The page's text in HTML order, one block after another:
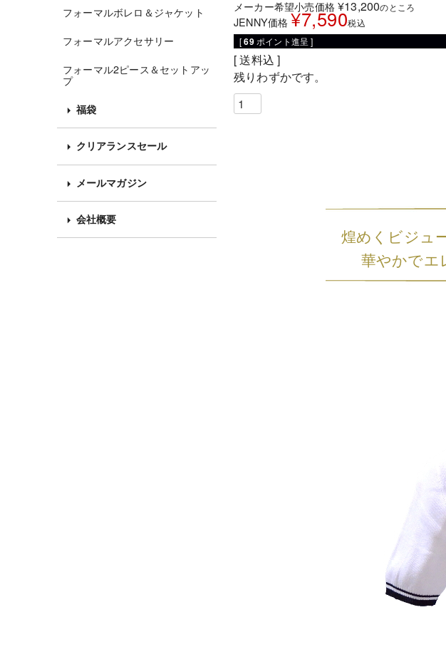
フォーマルボレロ＆ジャケット
フォーマルアクセサリー
フォーマル2ピース＆セットアッ
プ
福袋
クリアランスセール
メールマガジン
会社概要
メーカー希望小売価格¥13,200のところ
JENNY価格 ¥7,590税込
[ 69 ポイント進呈 ]
送料込
残りわずかです。
煌めくビジュ
華やかで